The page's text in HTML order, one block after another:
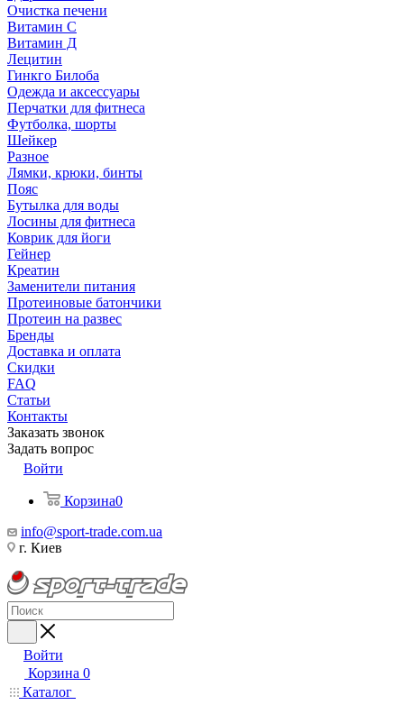
Очистка печени
Витамин С
Витамин Д
Лецитин
Гинкго Билоба
Одежда и аксессуары
Перчатки для фитнеса
Футболка, шорты
Шейкер
Разное
Лямки, крюки, бинты
Пояс
Бутылка для воды
Лосины для фитнеса
Коврик для йоги
Гейнер
Креатин
Заменители питания
Протеиновые батончики
Протеин на развес
Бренды
Доставка и оплата
Скидки
FAQ
Статьи
Контакты
Заказать звонок
Задать вопрос
Войти
Корзина0
info@sport-trade.com.ua
г. Киев
Войти
Корзина 0
Каталог